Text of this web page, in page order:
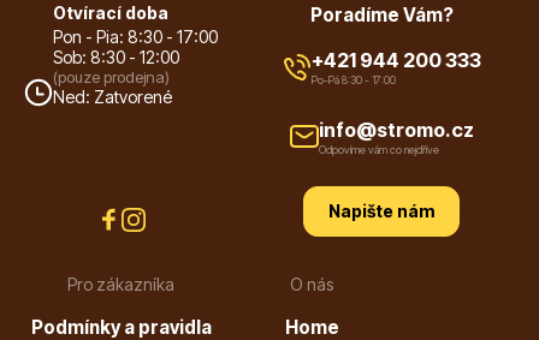
Otvírací doba
Pon - Pia: 8:30 - 17:00
Sob: 8:30 - 12:00
(pouze prodejna)
Ned: Zatvorené
Pro zákazníka
Podmínky a pravidla
O nás
Home
Poradíme Vám?
+421 944 200 333
Po-Pá 8:30 - 17:00
info@stromo.cz
Odpovíme vám co nejdříve
Napište nám